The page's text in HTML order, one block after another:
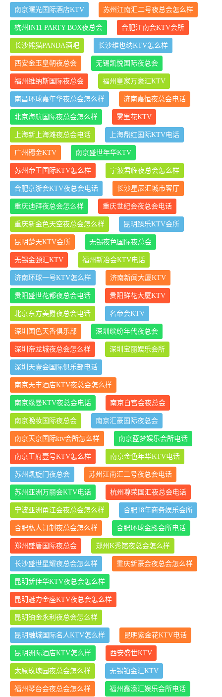
南京曙光国际酒店KTV 苏州江南汇二号夜总会怎么样
杭州IN11 PARTY BOX夜总会 合肥江南会KTV会所
长沙熊猫PANDA酒吧 长沙维也纳KTV怎么样
西安金玉皇朝夜总会 无锡凯悦国际夜总会
福州维纳斯国际夜总会 福州皇家万豪汇KTV
南昌环球嘉年华夜总会怎么样 济南嘉恒夜总会电话
北京海航国际夜总会怎么样 雾里花KTV
上海新上海滩夜总会电话 上海鼎红国际KTV电话
广州穗金KTV 南京盛世年华KTV
苏州帝王国际KTV怎么样 宁波君临夜总会怎么样
合肥京浙会KTV夜总会电话 长沙星辰汇城市客厅
重庆迪拜夜总会怎么样 重庆世纪会夜总会电话
重庆新金色天空夜总会怎么样 昆明臻乐KTV会所
昆明楚天KTV会所 无锡夜色国际夜总会
无锡金颐汇KTV 福州新冶会KTV电话
济南环球一号KTV怎么样 济南新闻大厦KTV
贵阳盛世花都夜总会电话 贵阳鲜花大厦KTV
北京东方美爵夜总会电话 名帝会KTV
深圳国色天香俱乐部 深圳缤纷年代夜总会
深圳帝龙城夜总会怎么样 深圳宝丽娱乐会所
深圳天壹会国际俱乐部电话
南京天丰酒店KTV夜总会怎么样
南京缘曼KTV夜总会电话 南京白宫会夜总会
南京晚妆国际夜总会 南京汇豪国际夜总会
南京天京国际ktv会所怎么样 南京蓝梦娱乐会所电话
南京王府壹号KTV怎么样 南京金色年华KTV电话
苏州凯旋门夜总会 苏州江南汇二号夜总会电话
苏州亚洲万丽会KTV电话 杭州尊荣国汇夜总会电话
宁波亚洲甬江会夜总会怎么样 合肥18年商务娱乐会所
合肥私人订制夜总会怎么样 合肥环球金殿会所电话
郑州盛唐国际夜总会 郑州K秀馆夜总会怎么样
长沙盛世星耀夜总会怎么样 重庆新豪会夜总会怎么样
昆明新佳华KTV夜总会怎么样
昆明魅力金座KTV夜总会怎么样
昆明铂金永利夜总会怎么样
昆明融城国际名人KTV怎么样 昆明紫金花KTV电话
昆明洲际酒店KTV怎么样 西安盛世KTV
太原玫瑰园夜总会怎么样 无锡铂金汇KTV
福州琴台会夜总会怎么样 福州鑫濠汇娱乐会所电话